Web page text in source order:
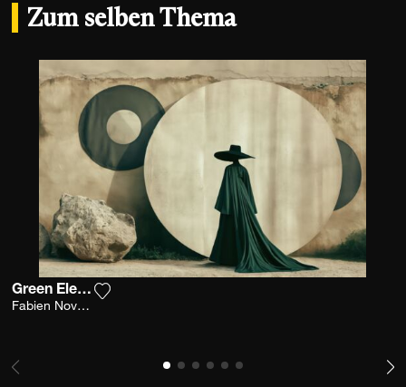
Zum selben Thema
Green Elegance
Fabien Novarino